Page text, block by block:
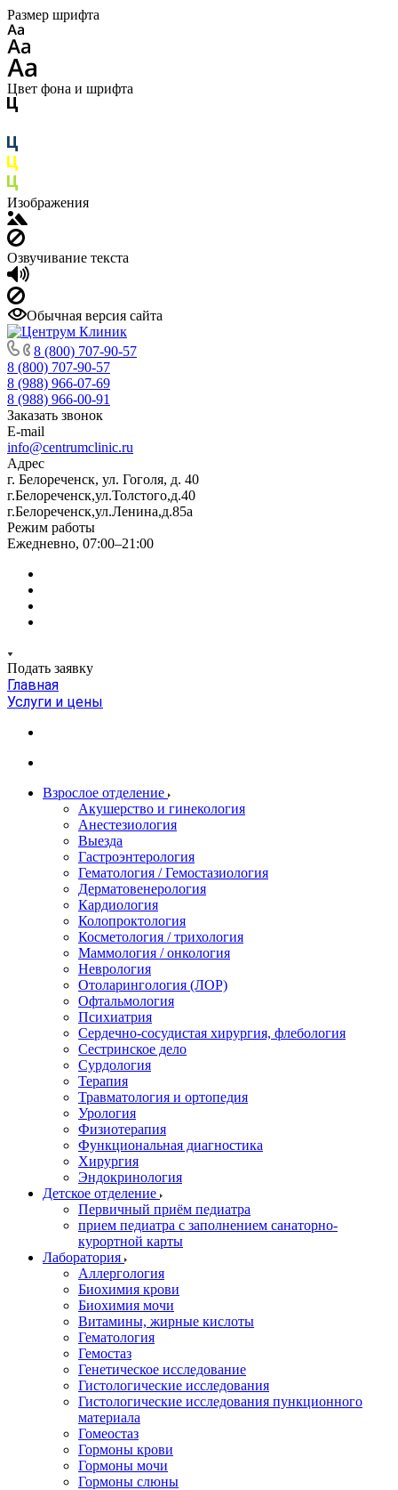
Размер шрифта
Цвет фона и шрифта
Изображения
Озвучивание текста
Обычная версия сайта
8 (800) 707-90-57
8 (800) 707-90-57
8 (988) 966-07-69
8 (988) 966-00-91
Заказать звонок
E-mail
info@centrumclinic.ru
Адрес
г. Белореченск, ул. Гоголя, д. 40
г.Белореченск,ул.Толстого,д.40
г.Белореченск,ул.Ленина,д.85а
Режим работы
Ежедневно, 07:00–21:00
Подать заявку
Главная
Услуги и цены
Взрослое отделение
Акушерство и гинекология
Анестезиология
Выезда
Гастроэнтерология
Гематология / Гемостазиология
Дерматовенерология
Кардиология
Колопроктология
Косметология / трихология
Маммология / онкология
Неврология
Отоларингология (ЛОР)
Офтальмология
Психиатрия
Сердечно-сосудистая хирургия, флебология
Сестринское дело
Сурдология
Терапия
Травматология и ортопедия
Урология
Физиотерапия
Функциональная диагностика
Хирургия
Эндокринология
Детское отделение
Первичный приём педиатра
прием педиатра с заполнением санаторно-
курортной карты
Лаборатория
Аллергология
Биохимия крови
Биохимия мочи
Витамины, жирные кислоты
Гематология
Гемостаз
Генетическое исследование
Гистологические исследования
Гистологические исследования пункционного
материала
Гомеостаз
Гормоны крови
Гормоны мочи
Гормоны слюны